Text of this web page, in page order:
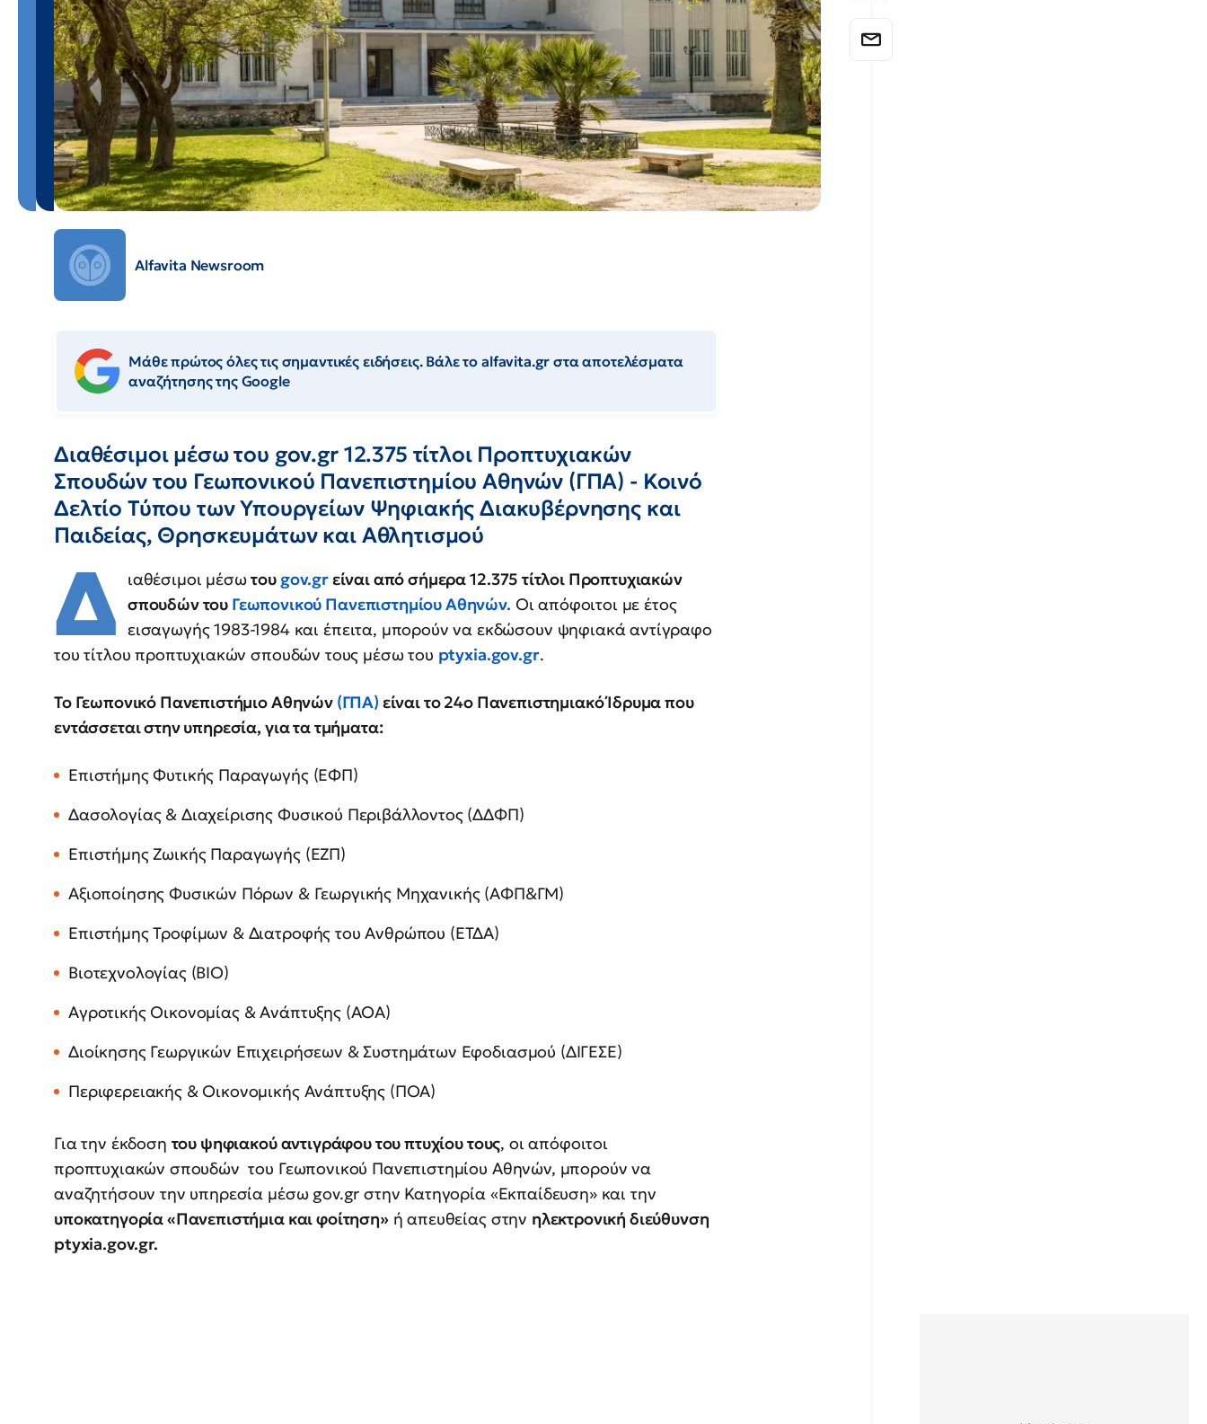
Alfavita Newsroom
Μάθε πρώτος όλες τις σημαντικές ειδήσεις. Βάλε το alfavita.gr στα αποτελέσματα
αναζήτησης της Google
Διαθέσιμοι μέσω του gov.gr 12.375 τίτλοι Προπτυχιακών
Σπουδών του Γεωπονικού Πανεπιστημίου Αθηνών (ΓΠΑ) - Κοινό
Δελτίο Τύπου των Υπουργείων Ψηφιακής Διακυβέρνησης και
Παιδείας, Θρησκευμάτων και Αθλητισμού
Δ ιαθέσιμοι μέσωτου gov.grείναι από σήμερα 12.375 τίτλοι Προπτυχιακών
σπουδών του Γεωπονικού Πανεπιστημίου Αθηνών. Οι απόφοιτοι με έτος
εισαγωγής 1983-1984 και έπειτα, μπορούν να εκδώσουν ψηφιακά αντίγραφο
του τίτλου προπτυχιακών σπουδών τους μέσω του ptyxia.gov.gr.
Το Γεωπονικό Πανεπιστήμιο Αθηνών (ΓΠΑ) είναι το 24ο Πανεπιστημιακό Ίδρυμα που
εντάσσεται στην υπηρεσία, για τα τμήματα:
Επιστήμης Φυτικής Παραγωγής (ΕΦΠ)
Δασολογίας & Διαχείρισης Φυσικού Περιβάλλοντος (ΔΔΦΠ)
Επιστήμης Ζωικής Παραγωγής (ΕΖΠ)
Αξιοποίησης Φυσικών Πόρων & Γεωργικής Μηχανικής (ΑΦΠ&ΓΜ)
Επιστήμης Τροφίμων & Διατροφής του Ανθρώπου (ΕΤΔΑ)
Βιοτεχνολογίας (ΒΙΟ)
Αγροτικής Οικονομίας & Ανάπτυξης (ΑΟΑ)
Διοίκησης Γεωργικών Επιχειρήσεων & Συστημάτων Εφοδιασμού (ΔΙΓΕΣΕ)
Περιφερειακής & Οικονομικής Ανάπτυξης (ΠΟΑ)
Για την έκδοση του ψηφιακού αντιγράφου του πτυχίου τους, οι απόφοιτοι
προπτυχιακών σπουδών του Γεωπονικού Πανεπιστημίου Αθηνών, μπορούν να
αναζητήσουν την υπηρεσία μέσω gov.gr στην Κατηγορία «Εκπαίδευση» και την
υποκατηγορία «Πανεπιστήμια και φοίτηση»ή απευθείας στην ηλεκτρονική διεύθυνση
ptyxia.gov.gr.